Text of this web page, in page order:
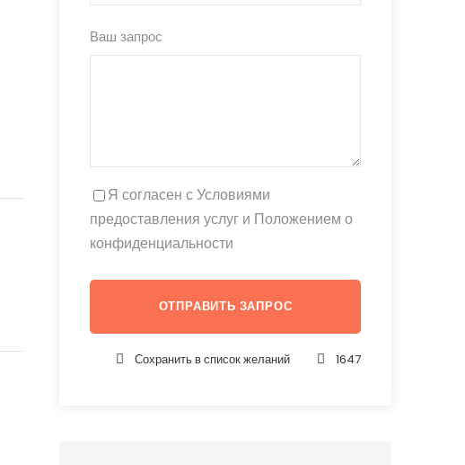
Ваш запрос
Я согласен с Условиями
предоставления услуг и Положением о
конфиденциальности
Сохранить в список желаний 1647